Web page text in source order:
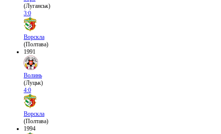
(Луганськ)
3:0
Ворскла
(Полтава)
1991
Волинь
(Луцьк)
4:0
Ворскла
(Полтава)
1994